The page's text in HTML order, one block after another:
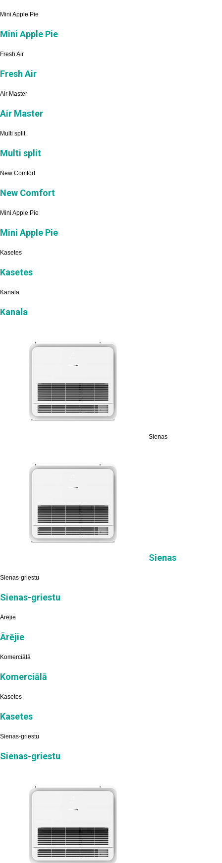
Mini Apple Pie
Mini Apple Pie
Fresh Air
Fresh Air
Air Master
Air Master
Multi split
Multi split
New Comfort
New Comfort
Mini Apple Pie
Mini Apple Pie
Kasetes
Kasetes
Kanala
Kanala
Sienas
Sienas
Sienas-griestu
Sienas-griestu
Ārējie
Ārējie
Komerciālā
Komerciālā
Kasetes
Kasetes
Sienas-griestu
Sienas-griestu